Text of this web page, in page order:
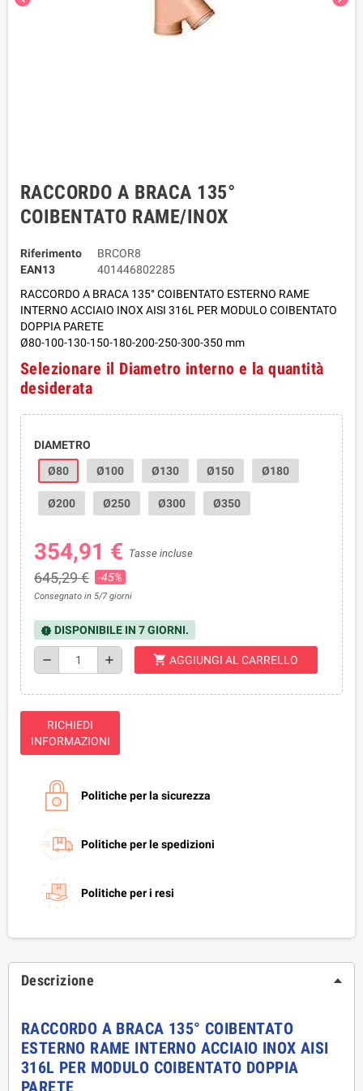
RACCORDO A BRACA 135°
COIBENTATO RAME/INOX
Riferimento
BRCOR8
EAN13
401446802285
RACCORDO A BRACA 135° COIBENTATO ESTERNO RAME
INTERNO ACCIAIO INOX AISI 316L PER MODULO COIBENTATO
DOPPIA PARETE
Ø80-100-130-150-180-200-250-300-350 mm
Selezionare il Diametro interno e la quantità
desiderata
DIAMETRO
Ø80
Ø100 Ø130 Ø150 Ø180
Ø200 Ø250 Ø300 Ø350
354,91 € Tasse incluse
645,29 € -45%
Consegnato in 5/7 giorni
new_releases DISPONIBILE IN 7 GIORNI.
remove add shopping_cart AGGIUNGI AL CARRELLO
RICHIEDI
INFORMAZIONI
Politiche per la sicurezza
Politiche per le spedizioni
Politiche per i resi
Descrizione
RACCORDO A BRACA 135° COIBENTATO
ESTERNO RAME INTERNO ACCIAIO INOX AISI
316L PER MODULO COIBENTATO DOPPIA